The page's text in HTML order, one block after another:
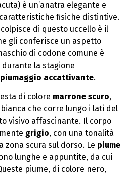
è un’anatra elegante e
fisiche distintive.
di questo uccello è il
gli conferisce un aspetto
di codone comune è
la stagione
piumaggio accattivante.
di colore marrone scuro,
che corre lungo i lati del
visivo affascinante. Il corpo
grigio, con una tonalità
zona scura sul dorso. Le piume
lunghe e appuntite, da cui
piume, di colore nero,